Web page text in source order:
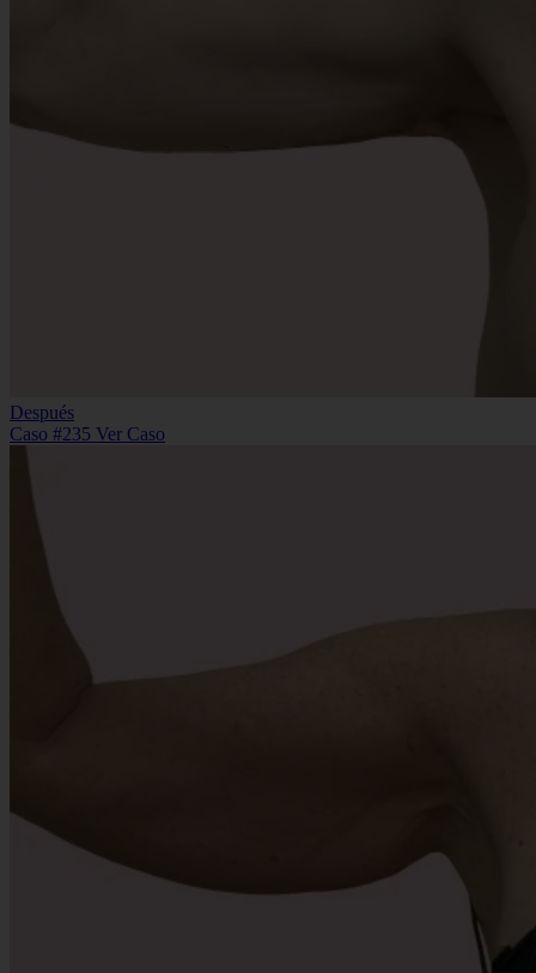
Después
Caso #235 Ver Caso